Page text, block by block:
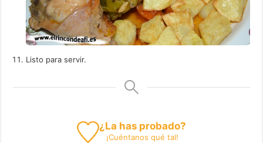
Listo para servir.
¿La has probado?
¡Cuéntanos qué tal!